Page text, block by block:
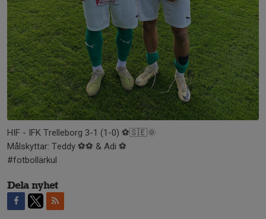
HIF - IFK Trelleborg 3-1 (1-0) ⚽️🇸🇪🌞
Målskyttar: Teddy ⚽️⚽️ & Adi ⚽️
#fotbollärkul
Dela nyhet